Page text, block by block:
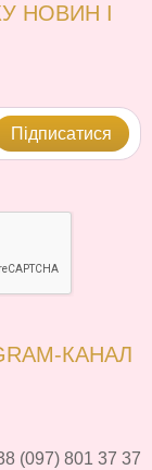
НОВИН І
Підписатися
КАНАЛ
(097) 801 37 37